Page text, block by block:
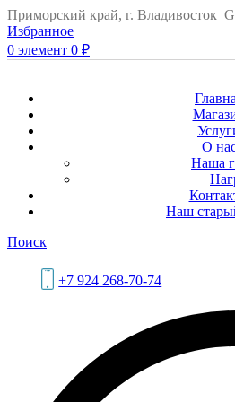
Приморский край, г. Владивосток
Избранное
0 элемент 0 ₽
О
Наша
Наш
Поиск
+7 924 268-70-74